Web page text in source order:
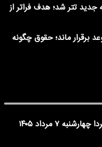
تتر شد؛ هدف فراتر از
برقرار ماند؛ حقوق چگونه
فوری | ادارات تهران فردا چهارشنبه ۷ مرداد ۱۴۰۵